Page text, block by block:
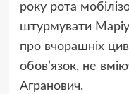
року рота
штурмувати
про вчорашніх
обов’язок, не
Агранович.